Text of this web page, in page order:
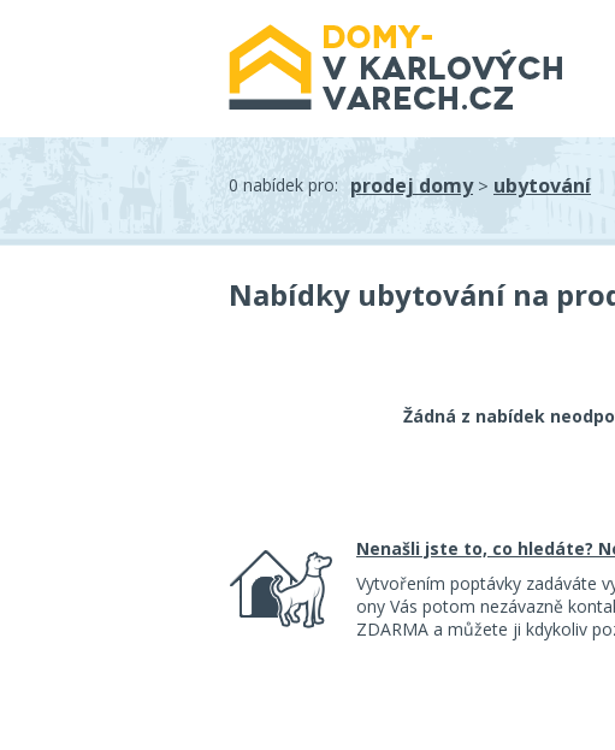
0 nabídek pro: prodej domy> ubytování
Nabídky ubytování na
Žádná z nabídek
Nenašli jste to, co hledáte?
Vytvořením poptávky zadáváte
ony Vás potom nezávazně
ZDARMA a můžete ji kdykoliv